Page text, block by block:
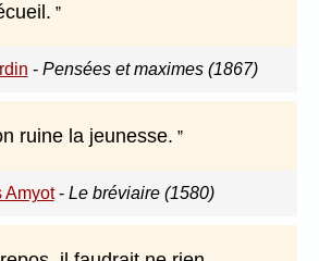
- Pensées et maximes (1867)
ruine la jeunesse.
Amyot- Le bréviaire (1580)